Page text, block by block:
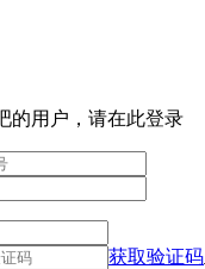
的用户，请在此登录
获取验证码